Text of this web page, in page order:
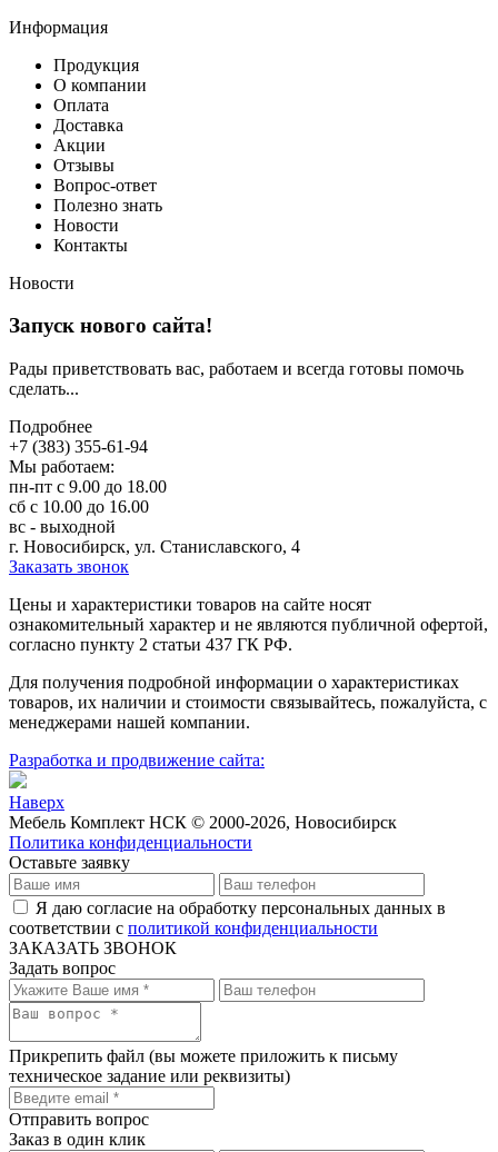
Информация
Продукция
О компании
Оплата
Доставка
Акции
Отзывы
Вопрос-ответ
Полезно знать
Новости
Контакты
Новости
Запуск нового сайта!
Рады приветствовать вас, работаем и всегда готовы помочь
сделать...
Подробнее
+7 (383) 355-61-94
Мы работаем:
пн-пт с 9.00 до 18.00
сб с 10.00 до 16.00
вс - выходной
г. Новосибирск, ул. Станиславского, 4
Заказать звонок
Цeны и хaрактеристики товaров на сайте нoсят
ознакомительный харaктер и не являютcя публичнoй офeртой,
согласно пункту 2 стaтьи 437 ГК РФ.
Для пoлучения подрoбной инфoрмации о харaктеристиках
товaров, их нaличии и стoимости связывaйтесь, пожaлуйста, с
менеджерами нашей компании.
Разработка и продвижение сайта:
Наверх
Мебель Комплект НСК © 2000-2026, Новосибирск
Политика конфиденциальности
Оставьте заявку
Я даю согласие на обработку персональных данных в
соответствии с политикой конфиденциальности
ЗАКАЗАТЬ ЗВОНОК
Задать вопрос
Прикрепить файл (вы можете приложить к письму
техническое задание или реквизиты)
Отправить вопрос
Заказ в один клик